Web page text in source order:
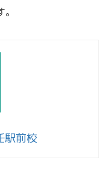
駅前校